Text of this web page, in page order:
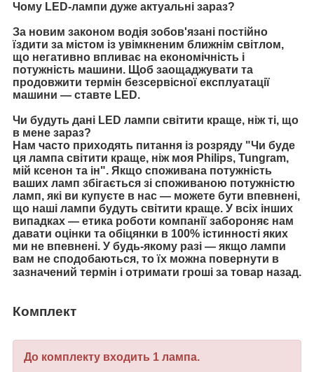
Чому LED-лампи дуже актуальні зараз?
За новим законом водія зобов'язані постійно
їздити за містом із увімкненим ближнім світлом,
що негативно впливає на економічність і
потужність машини. Щоб заощаджувати та
продовжити термін безсервісної експлуатації
машини — ставте LED.
Чи будуть дані LED лампи світити краще, ніж ті, що
в мене зараз?
Нам часто приходять питання із розряду "Чи буде
ця лампа світити краще, ніж моя Philips, Tungram,
мій ксенон та ін". Якщо споживана потужність
ваших ламп збігається зі споживаною потужністю
ламп, які ви купуєте в нас — можете бути впевнені,
що наші лампи будуть світити краще. У всіх інших
випадках — етика роботи компанії забороняє нам
давати оцінки та обіцянки в 100% істинності яких
ми не впевнені. У будь-якому разі — якщо лампи
вам не сподобаються, то їх можна повернути в
зазначений термін і отримати гроші за товар назад.
Комплект
До комплекту входить 1 лампа.